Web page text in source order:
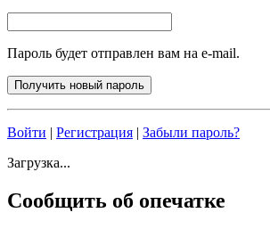
Пароль будет отправлен вам на e-mail.
Войти | Регистрация | Забыли пароль?
Загрузка...
Сообщить об опечатке